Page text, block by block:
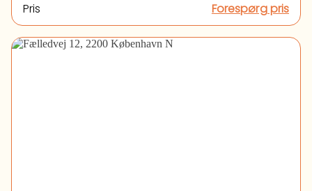
Pris Forespørg pris